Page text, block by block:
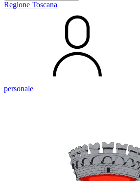
Regione Toscana
personale